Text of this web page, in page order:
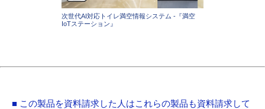
次世代AI対応トイレ満空情報システム -『満空
IoTステーション』
■ この製品を資料請求した人はこれらの製品も資料請求して